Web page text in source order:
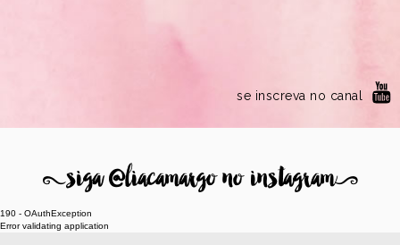
se inscreva no canal
8siga @liacamargo no instagram9
190 - OAuthException
Error validating application